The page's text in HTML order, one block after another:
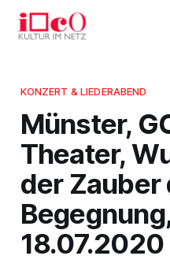
KONZERT & LIEDERABEND
Münster,
Theater,
der Zauber
18.07.2020